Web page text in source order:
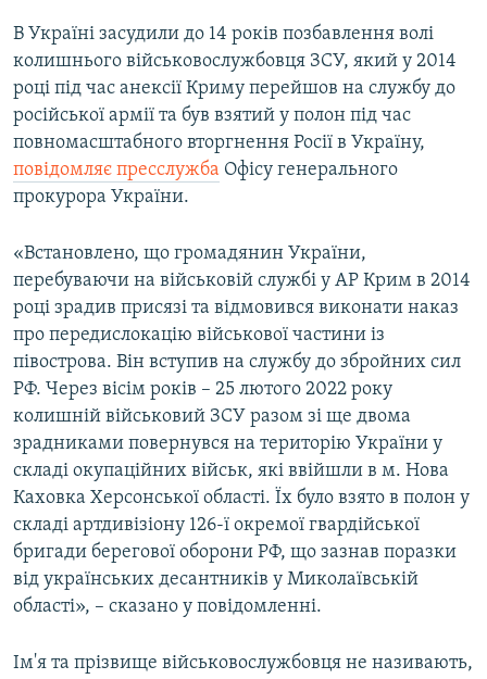
Усі сайти RFE/RL
В Україні засудили до 14 років позбавлення волі
колишнього військовослужбовця ЗСУ, який у 2014
році під час анексії Криму перейшов на службу до
російської армії та був взятий у полон під час
повномасштабного вторгнення Росії в Україну,
повідомляє пресслужба Офісу генерального
прокурора України.
«Встановлено, що громадянин України,
перебуваючи на військовій службі у АР Крим в 2014
році зрадив присязі та відмовився виконати наказ
про передислокацію військової частини із
півострова. Він вступив на службу до збройних сил
РФ. Через вісім років – 25 лютого 2022 року
колишній військовий ЗСУ разом зі ще двома
зрадниками повернувся на територію України у
складі окупаційних військ, які ввійшли в м. Нова
Каховка Херсонської області. Їх було взято в полон у
складі артдивізіону 126-ї окремої гвардійської
бригади берегової оборони РФ, що зазнав поразки
від українських десантників у Миколаївській
області», – сказано у повідомленні.
Ім'я та прізвище військовослужбовця не називають,